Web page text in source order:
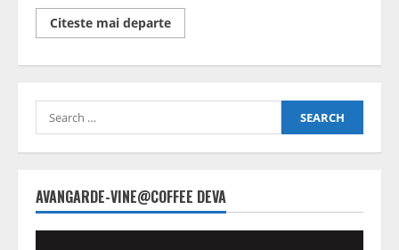
Citeste mai departeRead
more
campaniile
subiect
Search
for:
AVANGARDE-VINE@COFFEE DEVA